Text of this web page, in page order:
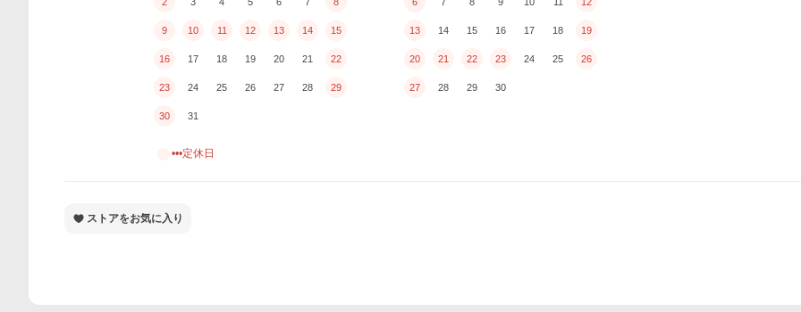
9 10 11 12 13 14 15
16 17 18 19 20 21 22
23 24 25 26 27 28 29
30 31
13 14 15 16 17 18 19
20 21 22 23 24 25 26
27 28 29 30
•••定休日
ストアをお気に入り